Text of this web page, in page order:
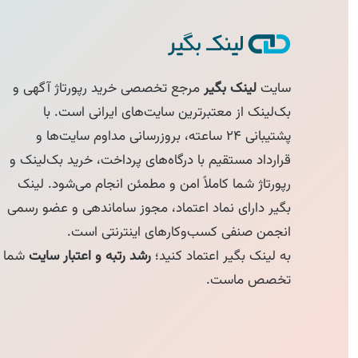
سایتلینک بگیرمرجع تخصصی خرید رپورتاژ آگهی و
بک‌لینک از معتبرترین سایت‌های ایرانی است. با
پشتیبانی ۲۴ ساعته، بروزرسانی مداوم سایت‌ها و
قرارداد مستقیم با درگاه‌های پرداخت، خرید بک‌لینک و
رپورتاژ شما کاملاً امن و مطمئن انجام می‌شود. لینک
بگیر دارای نماد اعتماد، مجوز ساماندهی و عضو رسمی
انجمن صنفی کسب‌وکارهای اینترنتی است.
به لینک بگیر اعتماد کنید؛رشد رتبه و اعتبار سایتشما
تخصص ماست.